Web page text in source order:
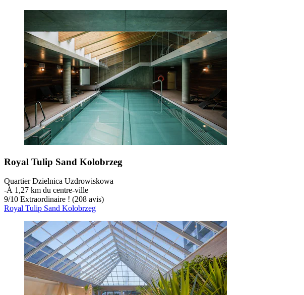
Royal Tulip Sand Kolobrzeg
Quartier Dzielnica Uzdrowiskowa
‐À 1,27 km du centre-ville
9/10 Extraordinaire ! (208 avis)
Royal Tulip Sand Kolobrzeg